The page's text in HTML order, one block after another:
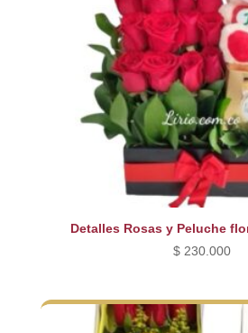
Detalles Rosas y Peluche
$230.000